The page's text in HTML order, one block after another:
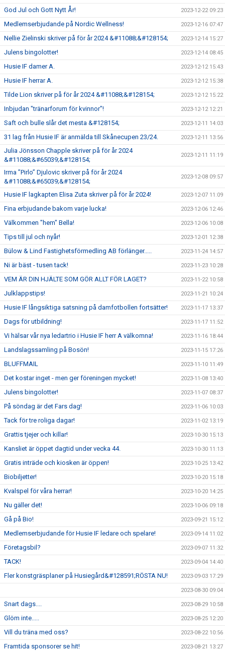
God Jul och Gott Nytt År! 2023-12-22 09:23
Medlemserbjudande på Nordic Wellness! 2023-12-16 07:47
Nellie Zielinski skriver på för år 2024 &#11088;&#128154; 2023-12-14 15:27
Julens bingolotter! 2023-12-14 08:45
Husie IF damer A. 2023-12-12 15:43
Husie IF herrar A. 2023-12-12 15:38
Tilde Lion skriver på för år 2024 &#11088;&#128154; 2023-12-12 15:22
Inbjudan "tränarforum för kvinnor"! 2023-12-12 12:21
Saft och bulle slår det mesta &#128154; 2023-12-11 14:03
31 lag från Husie IF är anmälda till Skånecupen 23/24. 2023-12-11 13:56
Julia Jönsson Chapple skriver på för år 2024
&#11088;&#65039;&#128154;
2023-12-11 11:19
Irma ”Pirlo” Djulovic skriver på för år 2024
&#11088;&#65039;&#128154;
2023-12-08 09:57
Husie IF lagkapten Elisa Zuta skriver på för år 2024! 2023-12-07 11:09
Fina erbjudande bakom varje lucka! 2023-12-06 12:46
Välkommen "hem" Bella! 2023-12-06 10:08
Tips till jul och nyår! 2023-12-01 12:38
Bülow & Lind Fastighetsförmedling AB förlänger..... 2023-11-24 14:57
Ni är bäst - tusen tack! 2023-11-23 10:28
VEM ÄR DIN HJÄLTE SOM GÖR ALLT FÖR LAGET? 2023-11-22 10:58
Julklappstips! 2023-11-21 10:24
Husie IF långsiktiga satsning på damfotbollen fortsätter! 2023-11-17 13:37
Dags för utbildning! 2023-11-17 11:52
Vi hälsar vår nya ledartrio i Husie IF herr A välkomna! 2023-11-16 18:44
Landslagssamling på Bosön! 2023-11-15 17:26
BLUFFMAIL 2023-11-10 11:49
Det kostar inget - men ger föreningen mycket! 2023-11-08 13:40
Julens bingolotter! 2023-11-07 08:37
På söndag är det Fars dag! 2023-11-06 10:03
Tack för tre roliga dagar! 2023-11-02 13:19
Grattis tjejer och killar! 2023-10-30 15:13
Kansliet är öppet dagtid under vecka 44. 2023-10-30 11:13
Gratis inträde och kiosken är öppen! 2023-10-25 13:42
Biobiljetter! 2023-10-20 15:18
Kvalspel för våra herrar! 2023-10-20 14:25
Nu gäller det! 2023-10-06 09:18
Gå på Bio! 2023-09-21 15:12
Medlemserbjudande för Husie IF ledare och spelare! 2023-09-14 11:02
Företagsbil? 2023-09-07 11:32
TACK! 2023-09-04 14:40
Fler konstgräsplaner på Husiegård&#128591;RÖSTA NU! 2023-09-03 17:29
2023-08-30 09:04
Snart dags.... 2023-08-29 10:58
Glöm inte..... 2023-08-25 12:20
Vill du träna med oss? 2023-08-22 10:56
Framtida sponsorer se hit! 2023-08-21 13:27